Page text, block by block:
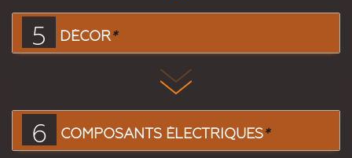
5 DÉCOR*
6 COMPOSANTS ÉLECTRIQUES*